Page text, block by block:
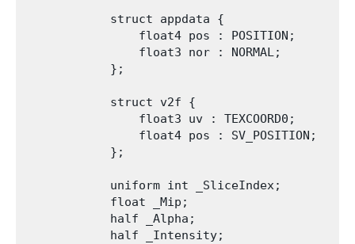
            struct appdata {
                float4 pos : POSITION;
                float3 nor : NORMAL;
            };
            struct v2f {
                float3 uv : TEXCOORD0;
                float4 pos : SV_POSITION;
            };
            uniform int _SliceIndex;
            float _Mip;
            half _Alpha;
            half _Intensity;